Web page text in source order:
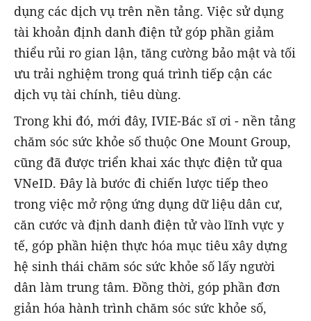
dụng các dịch vụ trên nền tảng. Việc sử dụng
tài khoản định danh điện tử góp phần giảm
thiểu rủi ro gian lận, tăng cường bảo mật và tối
ưu trải nghiệm trong quá trình tiếp cận các
dịch vụ tài chính, tiêu dùng.
Trong khi đó, mới đây, IVIE-Bác sĩ ơi - nền tảng
chăm sóc sức khỏe số thuộc One Mount Group,
cũng đã được triển khai xác thực điện tử qua
VNeID. Đây là bước đi chiến lược tiếp theo
trong việc mở rộng ứng dụng dữ liệu dân cư,
căn cước và định danh điện tử vào lĩnh vực y
tế, góp phần hiện thực hóa mục tiêu xây dựng
hệ sinh thái chăm sóc sức khỏe số lấy người
dân làm trung tâm. Đồng thời, góp phần đơn
giản hóa hành trình chăm sóc sức khỏe số,